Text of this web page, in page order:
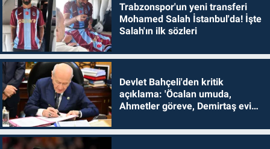
Trabzonspor'un yeni transferi
Mohamed Salah İstanbul'da! İşte
Salah'ın ilk sözleri
Devlet Bahçeli'den kritik
açıklama: 'Öcalan umuda,
Ahmetler göreve, Demirtaş evine